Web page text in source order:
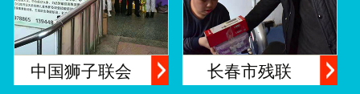
中国狮子联会 长春市残联